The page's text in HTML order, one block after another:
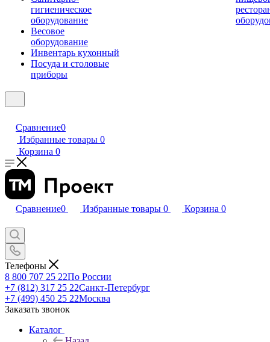
гигиеническое
оборудование
Весовое
оборудование
Инвентарь кухонный
Посуда и столовые
приборы
Сравнение0
Избранные товары 0
Корзина 0
Сравнение0 Избранные товары 0 Корзина 0
Телефоны
8 800 707 25 22По России
+7 (812) 317 25 22Санкт-Петербург
+7 (499) 450 25 22Москва
Заказать звонок
Каталог